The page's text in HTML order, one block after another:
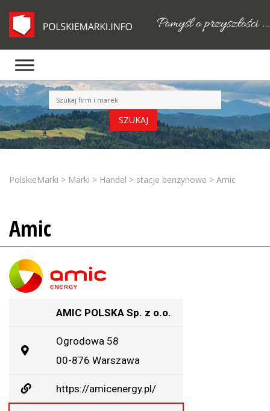
PolskieMarki > Marki > Handel > stacje benzynowe > Amic
Amic
AMIC POLSKA Sp. z o.o.
Ogrodowa 58
00-876 Warszawa
https://amicenergy.pl/